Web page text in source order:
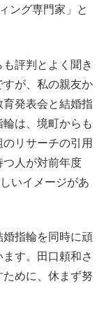
ング専門家」と
評判とよく聞き
すが、私の親友か
発表会と結婚指
は、境町からも
リサーチの引用
つ人が対前年度
いイメージがあ
婚指輪を同時に頑
す。田口頼和さ
めに、休まず努